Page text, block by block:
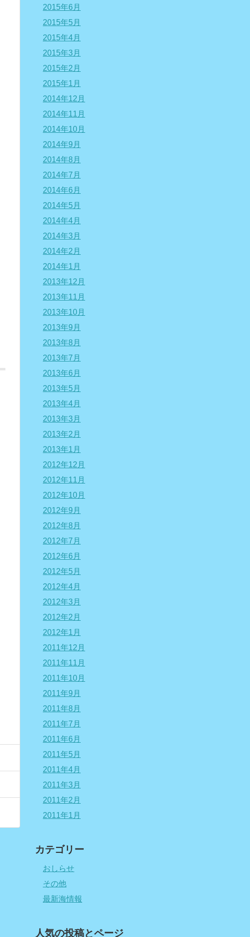
2015年6月
2015年5月
2015年4月
2015年3月
2015年2月
2015年1月
2014年12月
2014年11月
2014年10月
2014年9月
2014年8月
2014年7月
2014年6月
2014年5月
2014年4月
2014年3月
2014年2月
2014年1月
2013年12月
2013年11月
2013年10月
2013年9月
2013年8月
2013年7月
2013年6月
2013年5月
2013年4月
2013年3月
2013年2月
2013年1月
2012年12月
2012年11月
2012年10月
2012年9月
2012年8月
2012年7月
2012年6月
2012年5月
2012年4月
2012年3月
2012年2月
2012年1月
2011年12月
2011年11月
2011年10月
2011年9月
2011年8月
2011年7月
2011年6月
2011年5月
2011年4月
2011年3月
2011年2月
2011年1月
カテゴリー
おしらせ
その他
最新海情報
人気の投稿とページ